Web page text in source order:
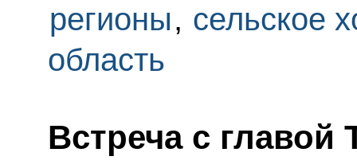
регионы, сельское
область
Встреча с главой